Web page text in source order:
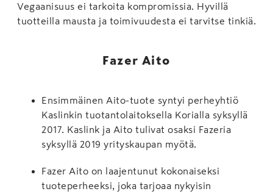
Vegaanisuus ei tarkoita kompromissia. Hyvillä
tuotteilla mausta ja toimivuudesta ei tarvitse tinkiä.
Fazer Aito
Ensimmäinen Aito-tuote syntyi perheyhtiö
Kaslinkin tuotantolaitoksella Korialla syksyllä
2017. Kaslink ja Aito tulivat osaksi Fazeria
syksyllä 2019 yrityskaupan myötä.
Fazer Aito on laajentunut kokonaiseksi
tuoteperheeksi, joka tarjoaa nykyisin